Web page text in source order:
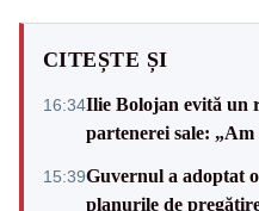
CITEȘTE ȘI
16:34Ilie Bolojan evită un
partenerei sale: „Am
15:39Guvernul a adoptat
planurile de